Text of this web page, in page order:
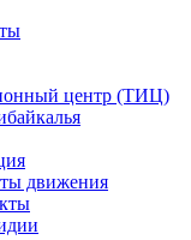
центр (ТИЦ)
движения